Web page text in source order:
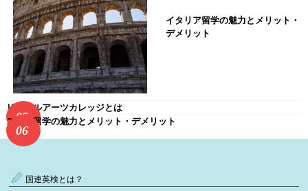
イタリア留学の魅力とメリット・
デメリット
リベラルアーツカレッジとは
スイス留学の魅力とメリット・デメリット
国連英検とは？